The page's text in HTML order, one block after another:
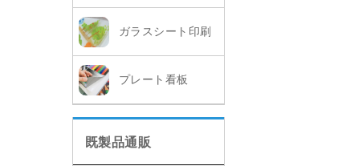
ガラスシート印刷
プレート看板
既製品通販